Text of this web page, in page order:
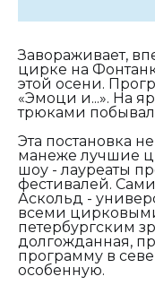
Завораживает,
цирке на
этой осени.
«Эмоци и...». На
трюками побывал
Эта постановка
манеже лучшие
шоу - лауреаты
фестивалей.
Аскольд -
всеми
петербургским
долгожданная,
программу в
особенную.